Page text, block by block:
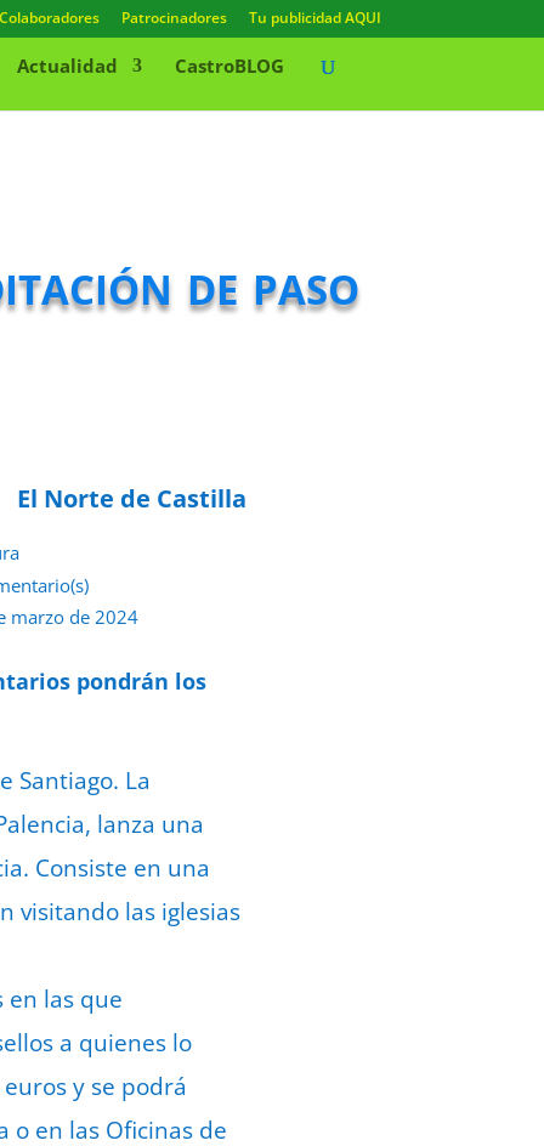
Colaboradores Patrocinadores Tu publicidad AQUI
Actualidad CastroBLOG
de paso
El Norte de Castilla
marzo de 2024
pondrán los
Santiago. La
lanza una
Consiste en una
visitando las iglesias
en las que
a quienes lo
y se podrá
o en las Oficinas de